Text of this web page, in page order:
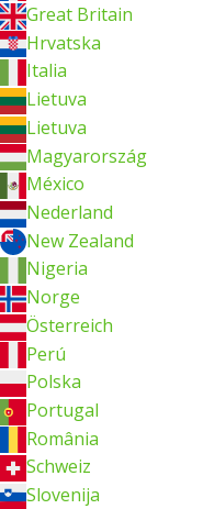
Great Britain
Hrvatska
Italia
Lietuva
Lietuva
Magyarország
México
Nederland
New Zealand
Nigeria
Norge
Österreich
Perú
Polska
Portugal
România
Schweiz
Slovenija